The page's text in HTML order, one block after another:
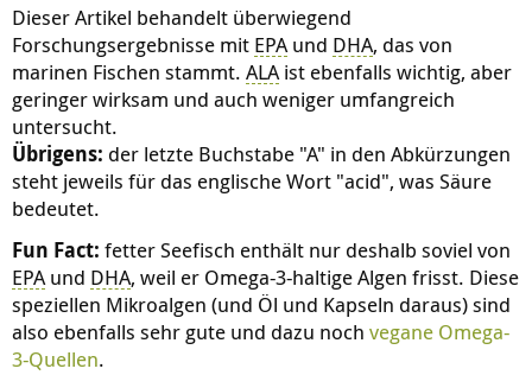
Dieser Artikel behandelt überwiegend
Forschungsergebnisse mit EPAund DHA, das von
marinen Fischen stammt. ALAist ebenfalls wichtig, aber
geringer wirksam und auch weniger umfangreich
untersucht.
Übrigens: der letzte Buchstabe "A" in den Abkürzungen
steht jeweils für das englische Wort "acid", was Säure
bedeutet.
Fun Fact: fetter Seefisch enthält nur deshalb soviel von
EPAund DHA, weil er Omega-3-haltige Algen frisst. Diese
speziellen Mikroalgen (und Öl und Kapseln daraus) sind
also ebenfalls sehr gute und dazu noch vegane Omega-
3-Quellen.